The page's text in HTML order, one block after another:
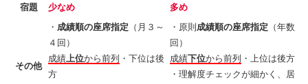
宿題
少なめ 多め
その他
・ 成績順の座席指定 （月３～
４回）
成績上位から前列 ・下位は後
方
・原則成績順の座席指定 （年数
回）
成績下位から前列 ・上位は後方
・理解度チェックが細かく、居